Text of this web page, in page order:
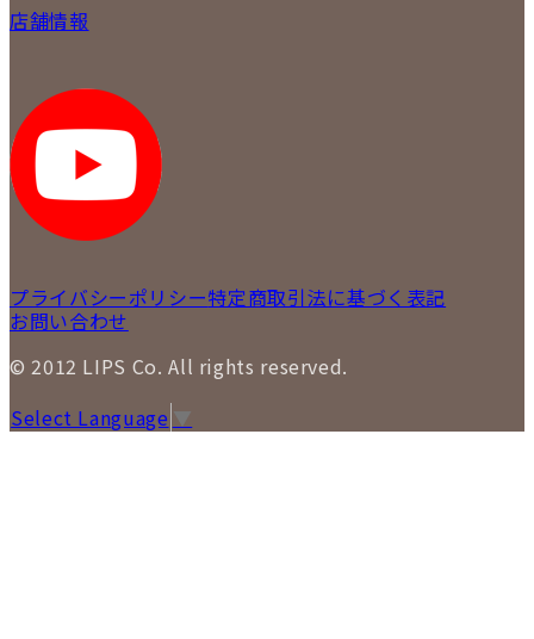
質について
返品について
各事業部の紹介
STAFFBLOG
SNS
店舗情報
LIPS 新宿店
LIPS 札幌パルコ店
LIPS 札幌白石店
LIPS 通信販売事業部
プライバシーポリシー特定商取引法に基づく表記
お問い合わせ
© 2012 LIPS Co. All rights reserved.
Select Language ▼